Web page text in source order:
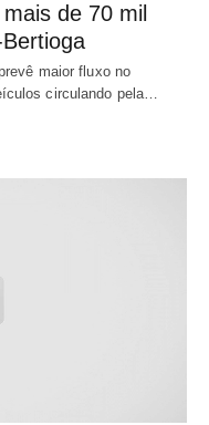
de 70 mil
maior fluxo no
circulando pela…